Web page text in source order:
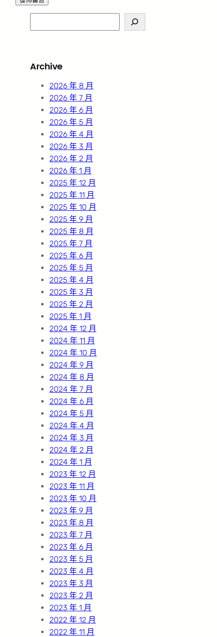
e
c
Archive
2026 年 8 月
2026 年 7 月
2026 年 6 月
2026 年 5 月
2026 年 4 月
2026 年 3 月
2026 年 2 月
2026 年 1 月
2025 年 12 月
2025 年 11 月
2025 年 10 月
2025 年 9 月
2025 年 8 月
2025 年 7 月
2025 年 6 月
2025 年 5 月
2025 年 4 月
2025 年 3 月
2025 年 2 月
2025 年 1 月
2024 年 12 月
2024 年 11 月
2024 年 10 月
2024 年 9 月
2024 年 8 月
2024 年 7 月
2024 年 6 月
2024 年 5 月
2024 年 4 月
2024 年 3 月
2024 年 2 月
2024 年 1 月
2023 年 12 月
2023 年 11 月
2023 年 10 月
2023 年 9 月
2023 年 8 月
2023 年 7 月
2023 年 6 月
2023 年 5 月
2023 年 4 月
2023 年 3 月
2023 年 2 月
2023 年 1 月
2022 年 12 月
2022 年 11 月